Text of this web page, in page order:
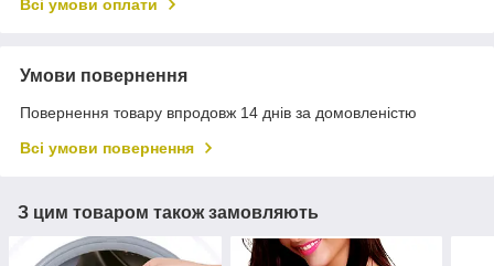
Всі умови оплати
Умови повернення
Повернення товару впродовж 14 днів за домовленістю
Всі умови повернення
З цим товаром також замовляють